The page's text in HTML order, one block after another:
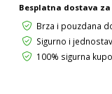
Besplatna dostava
Brza i pouzdana
Sigurno i
100% sigurna